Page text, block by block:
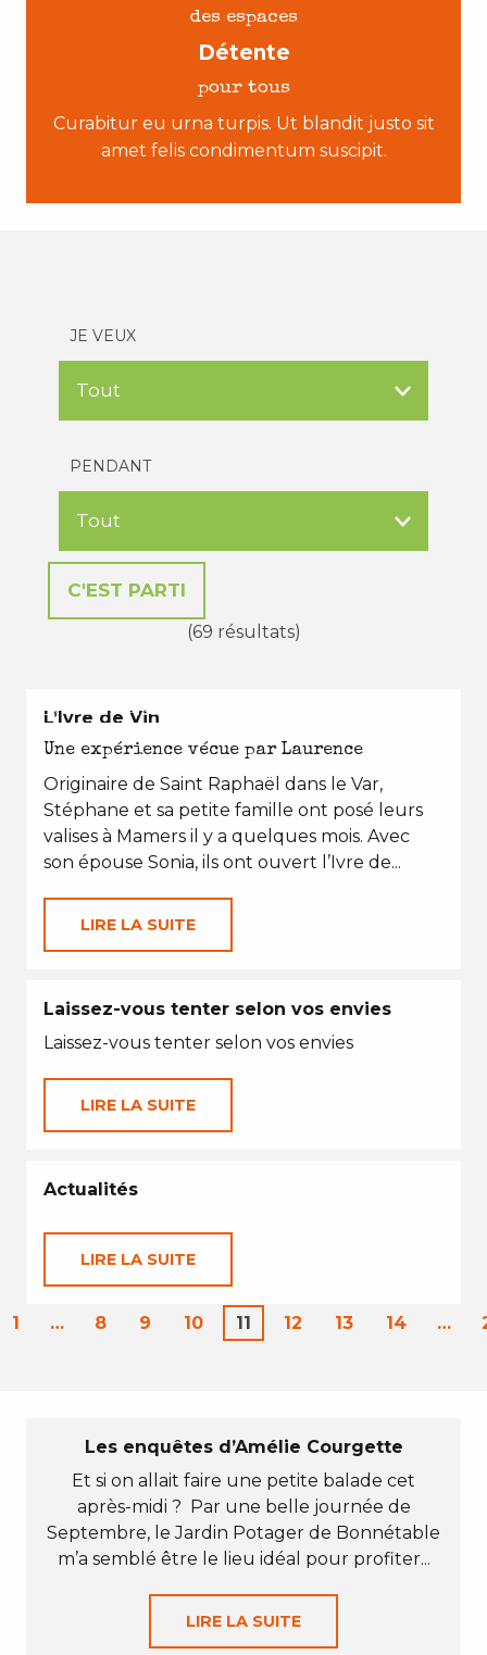
des espaces
Détente
pour tous
Curabitur eu urna turpis. Ut blandit justo sit
amet felis condimentum suscipit.
JE VEUX
PENDANT
(69 résultats)
EN TOUTES SAISONS
L’Ivre de Vin
Une expérience vécue par Laurence
Originaire de Saint Raphaël dans le Var,
Stéphane et sa petite famille ont posé leurs
valises à Mamers il y a quelques mois. Avec
son épouse Sonia, ils ont ouvert l’Ivre de...
LIRE LA SUITE
Laissez-vous tenter selon vos envies
Laissez-vous tenter selon vos envies
LIRE LA SUITE
Actualités
LIRE LA SUITE
1 … 8 9 10 11 12 13 14 …
Les enquêtes d’Amélie Courgette
Et si on allait faire une petite balade cet
après-midi ? Par une belle journée de
Septembre, le Jardin Potager de Bonnétable
m’a semblé être le lieu idéal pour profiter...
LIRE LA SUITE